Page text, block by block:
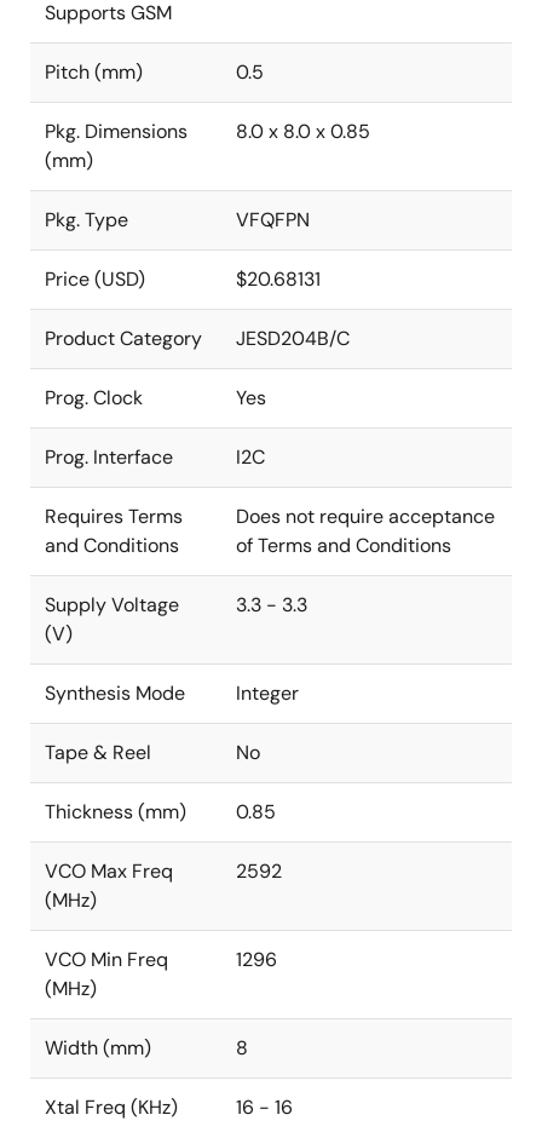
Supports GSM
Pitch (mm) 0.5
Pkg. Dimensions
(mm)
8.0 x 8.0 x 0.85
Pkg. Type VFQFPN
Price (USD) $20.68131
Product Category JESD204B/C
Prog. Clock Yes
Prog. Interface I2C
Requires Terms
and Conditions
Does not require acceptance
of Terms and Conditions
Supply Voltage
(V)
3.3 - 3.3
Synthesis Mode Integer
Tape & Reel No
Thickness (mm) 0.85
VCO Max Freq
(MHz)
2592
VCO Min Freq
(MHz)
1296
Width (mm) 8
Xtal Freq (KHz) 16 - 16